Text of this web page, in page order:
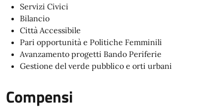
Servizi Civici
Bilancio
Città Accessibile
Pari opportunità e Politiche Femminili
Avanzamento progetti Bando Periferie
Gestione del verde pubblico e orti urbani
Compensi